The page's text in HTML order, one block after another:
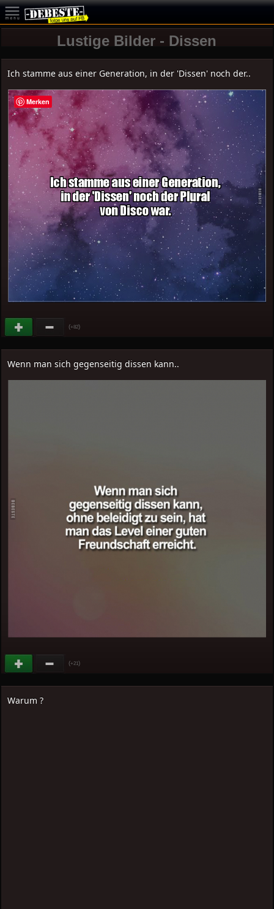
Lustige Bilder - Dissen
Ich stamme aus einer Generation, in der 'Dissen' noch der..
(+82)
Wenn man sich gegenseitig dissen kann..
(+21)
Warum ?
Merken